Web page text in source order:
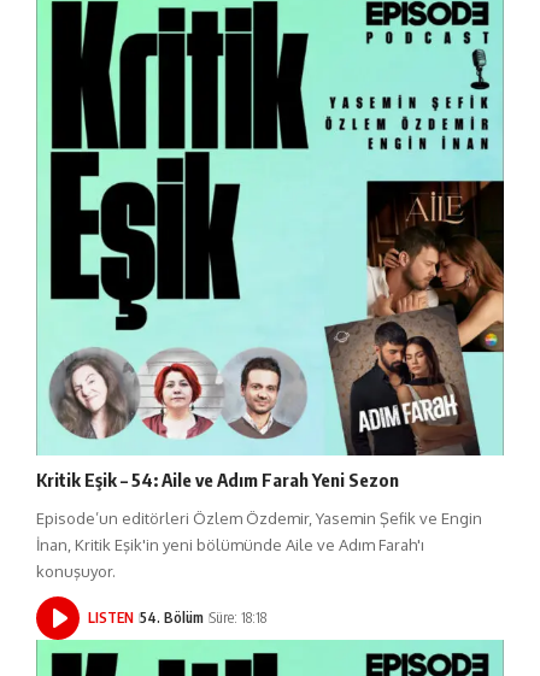
Kritik Eşik – 54: Aile ve Adım Farah Yeni Sezon
Episode’un editörleri Özlem Özdemir, Yasemin Şefik ve Engin
İnan, Kritik Eşik'in yeni bölümünde Aile ve Adım Farah'ı
konuşuyor.
LISTEN 54. Bölüm Süre: 18:18